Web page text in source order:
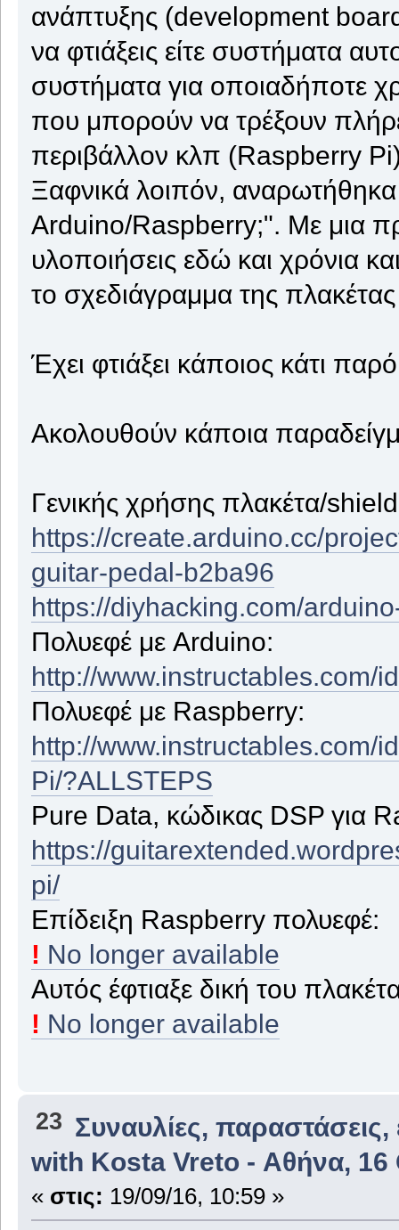
ανάπτυξης (development
να φτιάξεις είτε συστήματα
συστήματα για οποιαδήποτε
που μπορούν να τρέξουν
περιβάλλον κλπ (Raspberry
Ξαφνικά λοιπόν, αναρωτήθηκα
Arduino/Raspberry;". Με μια
υλοποιήσεις εδώ και χρόνια
το σχεδιάγραμμα της
Έχει φτιάξει κάποιος κάτι
Ακολουθούν κάποια
Γενικής χρήσης πλακέτα/
https://create.arduino.cc/
guitar-pedal-b2ba96
https://diyhacking.com/
Πολυεφέ με Arduino:
http://www.instructables.com/
Πολυεφέ με Raspberry:
http://www.instructables.com/
Pi/?ALLSTEPS
Pure Data, κώδικας DSP για
https://
pi/
Επίδειξη Raspberry πολυεφέ:
! No longer available
Αυτός έφτιαξε δική του
! No longer available
23 Συναυλίες,
with Kosta Vreto - Αθήνα, 16
« στις: 19/09/16, 10:59 »